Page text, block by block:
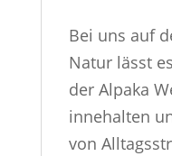
Bei uns auf
Natur lässt
der Alpaka
innehalten
von